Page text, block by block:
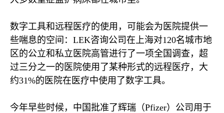
数字工具和远程医疗的使用，可能会为医院提供一
些喘息的空间： LEK咨询公司在上海对120名城市地
区的公立和私立医院高管进行了一项全国调查，超
过三分之一的医院使用了某种形式的远程医疗，大
约31%的医院在医疗中使用了数字工具。
今年早些时候，中国批准了辉瑞（Pfizer）公司用于